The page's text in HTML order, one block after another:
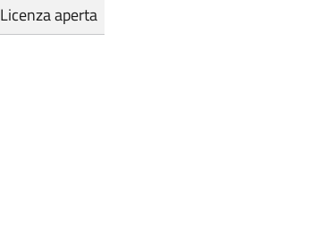
Licenza aperta